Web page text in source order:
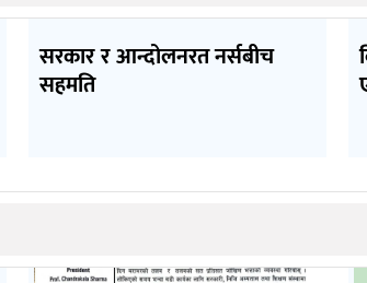
सरकार र आन्दोलनरत नर्सबीच
सहमति